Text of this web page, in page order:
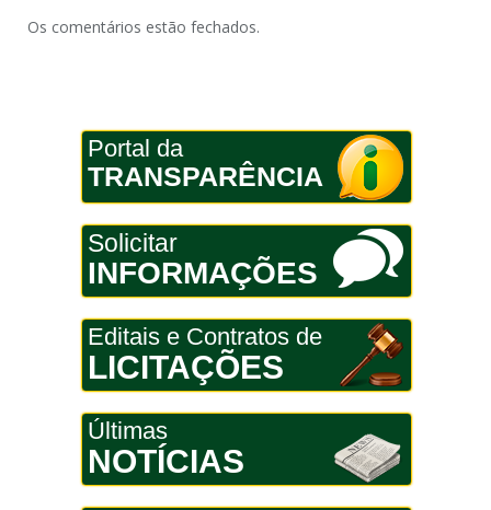
Os comentários estão fechados.
Portal da
TRANSPARÊNCIA
Solicitar
INFORMAÇÕES
Editais e Contratos de
LICITAÇÕES
Últimas
NOTÍCIAS